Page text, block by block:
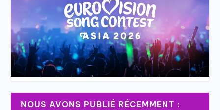
NOUS AVONS PUBLIÉ RÉCEMMENT :